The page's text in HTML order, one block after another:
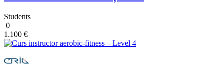
Students
0
1.100 €